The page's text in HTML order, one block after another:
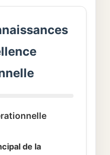
de la